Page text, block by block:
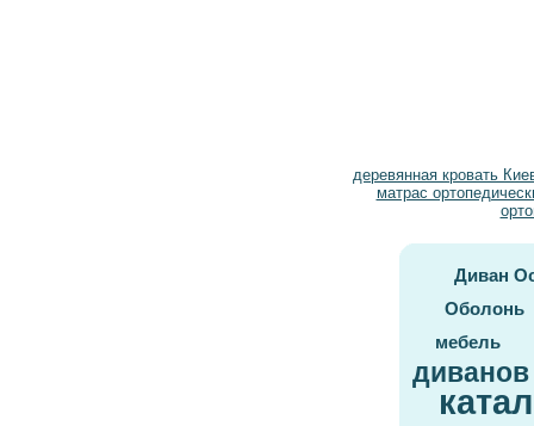
деревянная кровать
матрас
Диван
Оболонь
мебель
диванов